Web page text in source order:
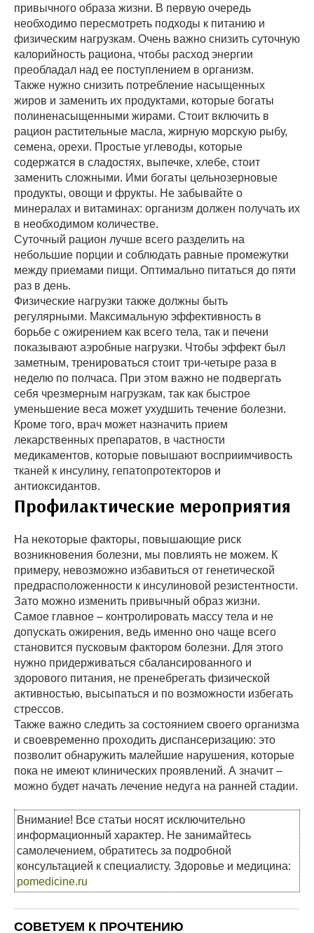
привычного образа жизни. В первую очередь
необходимо пересмотреть подходы к питанию и
физическим нагрузкам. Очень важно снизить суточную
калорийность рациона, чтобы расход энергии
преобладал над ее поступлением в организм.
Также нужно снизить потребление насыщенных
жиров и заменить их продуктами, которые богаты
полиненасыщенными жирами. Стоит включить в
рацион растительные масла, жирную морскую рыбу,
семена, орехи. Простые углеводы, которые
содержатся в сладостях, выпечке, хлебе, стоит
заменить сложными. Ими богаты цельнозерновые
продукты, овощи и фрукты. Не забывайте о
минералах и витаминах: организм должен получать их
в необходимом количестве.
Суточный рацион лучше всего разделить на
небольшие порции и соблюдать равные промежутки
между приемами пищи. Оптимально питаться до пяти
раз в день.
Физические нагрузки также должны быть
регулярными. Максимальную эффективность в
борьбе с ожирением как всего тела, так и печени
показывают аэробные нагрузки. Чтобы эффект был
заметным, тренироваться стоит три-четыре раза в
неделю по полчаса. При этом важно не подвергать
себя чрезмерным нагрузкам, так как быстрое
уменьшение веса может ухудшить течение болезни.
Кроме того, врач может назначить прием
лекарственных препаратов, в частности
медикаментов, которые повышают восприимчивость
тканей к инсулину, гепатопротекторов и
антиоксидантов.
Профилактические мероприятия
На некоторые факторы, повышающие риск
возникновения болезни, мы повлиять не можем. К
примеру, невозможно избавиться от генетической
предрасположенности к инсулиновой резистентности.
Зато можно изменить привычный образ жизни.
Самое главное – контролировать массу тела и не
допускать ожирения, ведь именно оно чаще всего
становится пусковым фактором болезни. Для этого
нужно придерживаться сбалансированного и
здорового питания, не пренебрегать физической
активностью, высыпаться и по возможности избегать
стрессов.
Также важно следить за состоянием своего организма
и своевременно проходить диспансеризацию: это
позволит обнаружить малейшие нарушения, которые
пока не имеют клинических проявлений. А значит –
можно будет начать лечение недуга на ранней стадии.
Внимание! Все статьи носят исключительно
информационный характер. Не занимайтесь
самолечением, обратитесь за подробной
консультацией к специалисту. Здоровье и медицина:
pomedicine.ru
СОВЕТУЕМ К ПРОЧТЕНИЮ